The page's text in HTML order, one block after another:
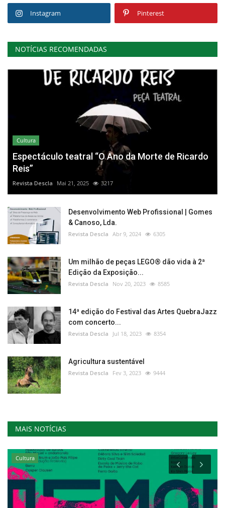
Instagram Pinterest
NOTÍCIAS RECOMENDADAS
Cultura
Espectáculo teatral “O Ano da Morte de Ricardo
Reis”
Revista Descla Mai 21, 2025 3217
Desenvolvimento Web Profissional | Gomes
& Canoso, Lda.
Revista Descla Abr 9, 2024 6305
Um milhão de peças LEGO® dão vida à 2ª
Edição da Exposição...
Revista Descla Nov 20, 2023 8585
14ª edição do Festival das Artes QuebraJazz
com concerto...
Revista Descla Jul 18, 2023 8354
Agricultura sustentável
Revista Descla Fev 3, 2023 9444
MAIS NOTÍCIAS
Cultura